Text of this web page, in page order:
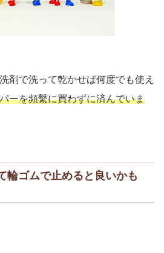
剤で洗って乾かせば何度でも使え
ーを頻繫に買わずに済んでいま
輪ゴムで止めると良いかも